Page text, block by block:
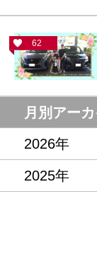
62
月別アー
2026年
2025年